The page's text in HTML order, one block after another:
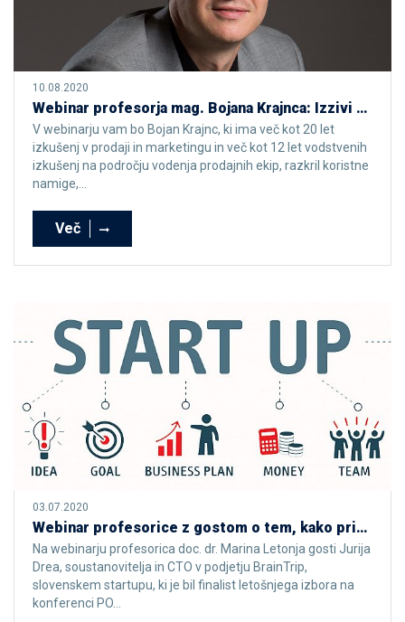
10.08.2020
Webinar profesorja mag. Bojana Krajnca: Izzivi prodaje v turbulentnih časih
V webinarju vam bo Bojan Krajnc, ki ima več kot 20 let
izkušenj v prodaji in marketingu in več kot 12 let vodstvenih
izkušenj na področju vodenja prodajnih ekip, razkril koristne
namige,...
Več
03.07.2020
Webinar profesorice z gostom o tem, kako pridobiti podporo za razvoj startupa
Na webinarju profesorica doc. dr. Marina Letonja gosti Jurija
Drea, soustanovitelja in CTO v podjetju BrainTrip,
slovenskem startupu, ki je bil finalist letošnjega izbora na
konferenci PO...